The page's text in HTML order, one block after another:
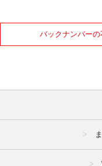
バックナンバー